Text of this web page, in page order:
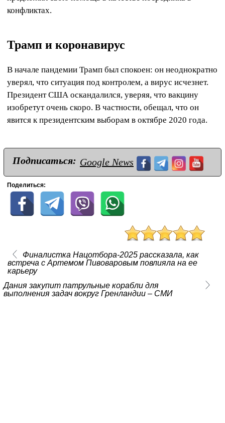
конфликтах.
Трамп и коронавирус
В начале пандемии Трамп был спокоен: он неоднократно
уверял, что ситуация под контролем, а вирус исчезнет.
Президент США оскандалился, уверяя, что вакцину
изобретут очень скоро. В частности, обещал, что он
явится к президентским выборам в октябре 2020 года.
Подписаться: Google News
Поделиться:
Финалистка Нацотбора-2025 рассказала, как
встреча с Артемом Пивоваровым повлияла на ее
карьеру
Дания закупит патрульные корабли для
выполнения задач вокруг Гренландии – СМИ